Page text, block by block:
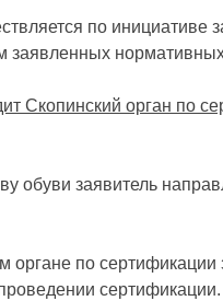
по инициативе
Скопинский орган по
заявитель
органе по
сертификации.